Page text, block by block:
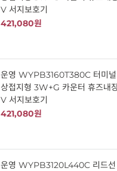
V 서지보호기
421,080원
운영 WYPB3160T380C 터미
상접지형 3W+G 카운터 휴즈
V 서지보호기
421,080원
운영 WYPB3120L440C 리드